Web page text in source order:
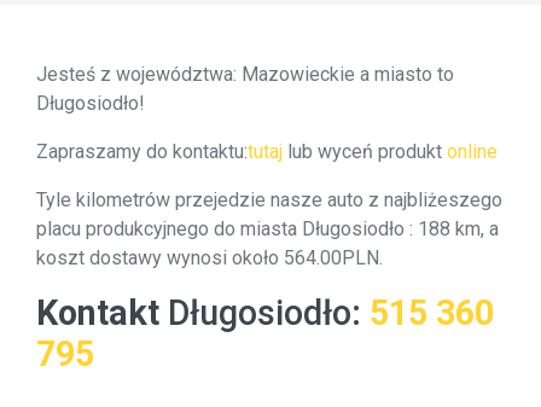
Jesteś z województwa: Mazowieckie a miasto to
Długosiodło!
Zapraszamy do kontaktu:tutaj lub wyceń produkt online
Tyle kilometrów przejedzie nasze auto z najbliżeszego
placu produkcyjnego do miasta Długosiodło : 188 km, a
koszt dostawy wynosi około 564.00PLN.
Kontakt Długosiodło: 515 360
795